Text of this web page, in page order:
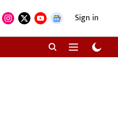
Sign in